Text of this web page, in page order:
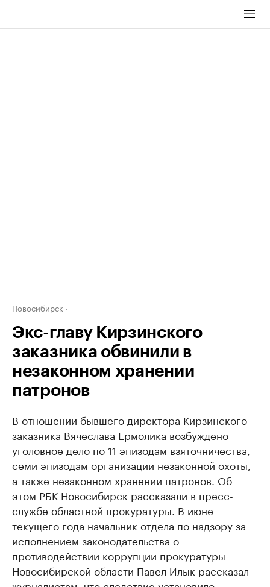
Новосибирск
Экс-главу Кирзинского
заказника обвинили в
незаконном хранении
патронов
В отношении бывшего директора Кирзинского
заказника Вячеслава Ермолика возбуждено
уголовное дело по 11 эпизодам взяточничества,
семи эпизодам организации незаконной охоты,
а также незаконном хранении патронов. Об
этом РБК Новосибирск рассказали в пресс-
службе областной прокуратуры. В июне
текущего года начальник отдела по надзору за
исполнением законодательства о
противодействии коррупции прокуратуры
Новосибирской области Павел Илык рассказал